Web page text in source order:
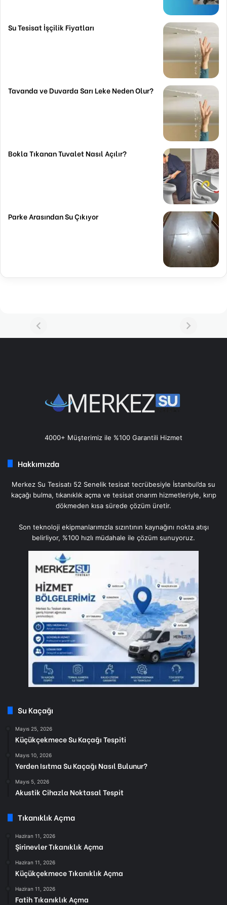
Su Tesisat İşçilik Fiyatları
Tavanda ve Duvarda Sarı Leke Neden Olur?
Bokla Tıkanan Tuvalet Nasıl Açılır?
Parke Arasından Su Çıkıyor
4000+ Müşterimiz ile %100 Garantili Hizmet
Hakkımızda
Merkez Su Tesisatı 52 Senelik tesisat tecrübesiyle İstanbul’da su
kaçağı bulma, tıkanıklık açma ve tesisat onarım hizmetleriyle, kırıp
dökmeden kısa sürede çözüm üretir.
Son teknoloji ekipmanlarımızla sızıntının kaynağını nokta atışı
belirliyor, %100 hızlı müdahale ile çözüm sunuyoruz.
Su Kaçağı
Mayıs 25, 2026
Küçükçekmece Su Kaçağı Tespiti
Mayıs 10, 2026
Yerden Isıtma Su Kaçağı Nasıl Bulunur?
Mayıs 5, 2026
Akustik Cihazla Noktasal Tespit
Tıkanıklık Açma
Haziran 11, 2026
Şirinevler Tıkanıklık Açma
Haziran 11, 2026
Küçükçekmece Tıkanıklık Açma
Haziran 11, 2026
Fatih Tıkanıklık Açma